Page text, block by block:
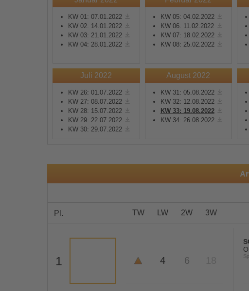
Bitte lesen Sie die Details
durch und stimmen Sie
der Nutzung des Service
zu, um diese Inhalte
anzuzeigen.
Mehr Informationen
Akzeptieren
powered byUsercentrics
Consent Management
Bitte
durch
der
zu,
Mehr
powered
KW 01: 07.01.2022
KW 02: 14.01.2022
KW 03: 21.01.2022
KW 04: 28.01.2022
KW 05: 04.02.2022
KW 06: 11.02.2022
KW 07: 18.02.2022
KW 08: 25.02.2022
Juli 2022
KW 26: 01.07.2022
KW 27: 08.07.2022
KW 28: 15.07.2022
KW 29: 22.07.2022
KW 30: 29.07.2022
August 2022
KW 31: 05.08.2022
KW 32: 12.08.2022
KW 33: 19.08.2022
KW 34: 26.08.2022
Pl. TW LW 2W 3W
1 4 6